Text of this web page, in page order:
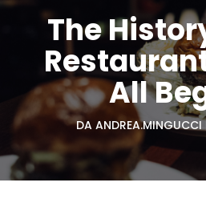
The
All
DAANDREA.MINGUCCI